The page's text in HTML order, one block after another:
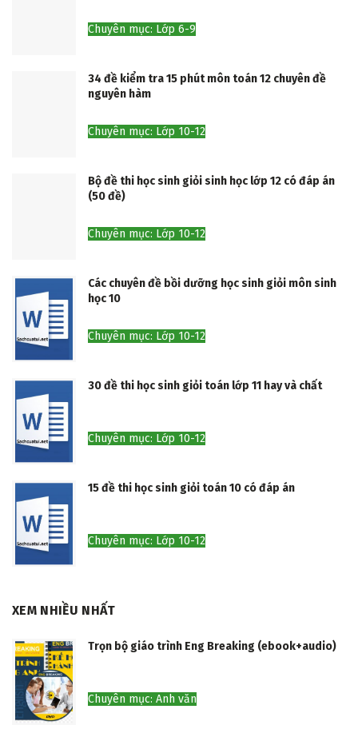
Chuyên mục: Lớp 6-9
34 đề kiểm tra 15 phút môn toán 12 chuyên đề
nguyên hàm
Chuyên mục: Lớp 10-12
Bộ đề thi học sinh giỏi sinh học lớp 12 có đáp án
(50 đề)
Chuyên mục: Lớp 10-12
Các chuyên đề bồi dưỡng học sinh giỏi môn sinh
học 10
Chuyên mục: Lớp 10-12
30 đề thi học sinh giỏi toán lớp 11 hay và chất
Chuyên mục: Lớp 10-12
15 đề thi học sinh giỏi toán 10 có đáp án
Chuyên mục: Lớp 10-12
XEM NHIỀU NHẤT
Trọn bộ giáo trình Eng Breaking (ebook+audio)
Chuyên mục: Anh văn